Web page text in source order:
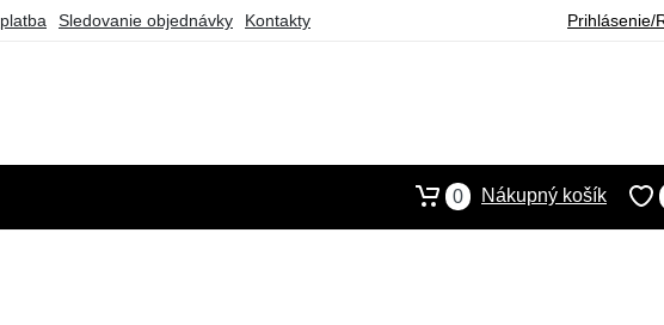
Sledovanie objednávky Kontakty Prihlásenie/
0 Nákupný košík